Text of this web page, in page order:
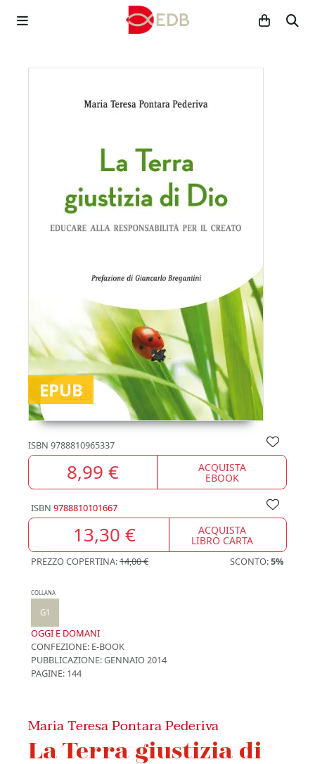
EPUB
ISBN 9788810965337
8,99 € ACQUISTA
EBOOK
ISBN 9788810101667
13,30 € ACQUISTA
LIBRO CARTA
PREZZO COPERTINA:14,00 € SCONTO:5%
COLLANA
G1
OGGI E DOMANI
CONFEZIONE: E-BOOK
PUBBLICAZIONE:GENNAIO 2014
PAGINE: 144
Maria Teresa Pontara Pederiva
La Terra giustizia di